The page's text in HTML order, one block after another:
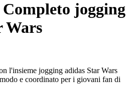
Completo jogging
Wars
l'insieme jogging adidas Star Wars
e coordinato per i giovani fan di